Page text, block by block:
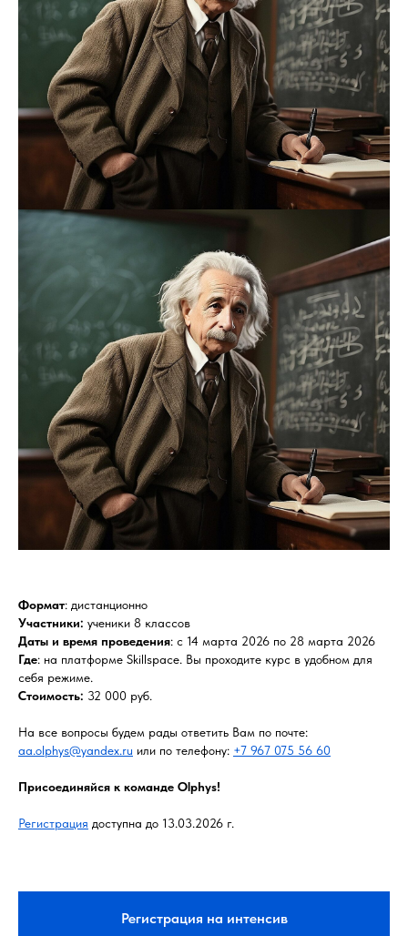
Формат: дистанционно
Участники: ученики 8 классов
Даты и время проведения: с 14 марта 2026 по 28 марта 2026
Где: на платформе Skillspace. Вы проходите курс в удобном для
себя режиме.
Стоимость: 32 000 руб.
На все вопросы будем рады ответить Вам по почте:
aa.olphys@yandex.ru или по телефону: +7 967 075 56 60
Присоединяйся к команде Olphys!
Регистрация доступна до 13.03.2026 г.
Регистрация на интенсив